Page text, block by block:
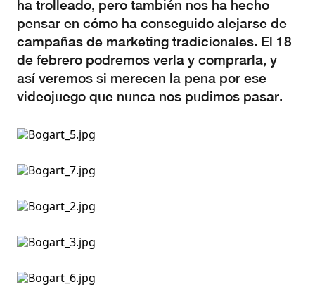
ha trolleado, pero también nos ha hecho
pensar en cómo ha conseguido alejarse de
campañas de marketing tradicionales. El 18
de febrero podremos verla y comprarla, y
así veremos si merecen la pena por ese
videojuego que nunca nos pudimos pasar.